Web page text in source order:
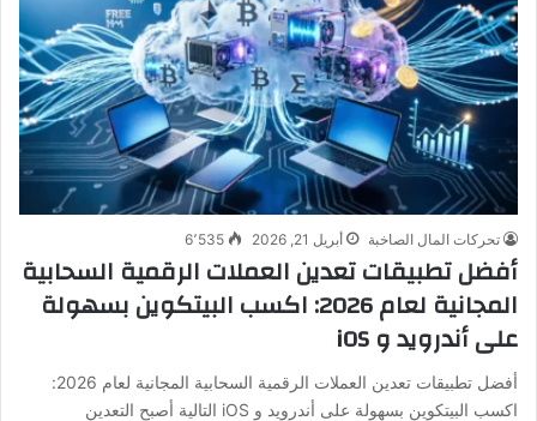
تحركات المال الصاخبة أبريل 21, 2026 6٬535
أفضل تطبيقات تعدين العملات الرقمية السحابية
المجانية لعام 2026: اكسب البيتكوين بسهولة
على أندرويد و iOS
أفضل تطبيقات تعدين العملات الرقمية السحابية المجانية لعام 2026:
اكسب البيتكوين بسهولة على أندرويد و iOS التالية أصبح التعدين